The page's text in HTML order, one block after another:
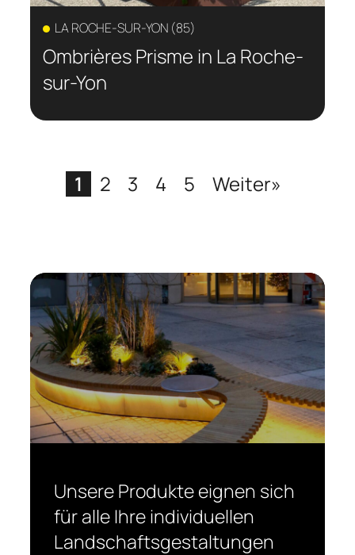
LA ROCHE-SUR-YON (85)
Ombrières Prisme in La Roche-
sur-Yon
1 2 3 4 5 Weiter»
Unsere Produkte eignen sich
für alle Ihre individuellen
Landschaftsgestaltungen